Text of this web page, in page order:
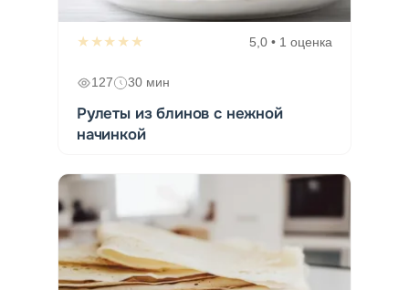
★★★★★ 5,0 • 1 оценка
127 30 мин
Рулеты из блинов с нежной
начинкой